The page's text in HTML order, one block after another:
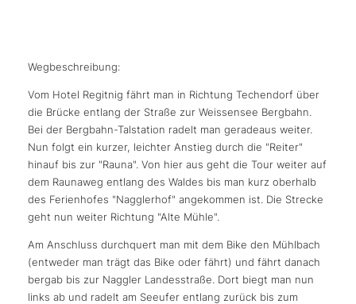
Wegbeschreibung:
Vom Hotel Regitnig fährt man in Richtung Techendorf über
die Brücke entlang der Straße zur Weissensee Bergbahn.
Bei der Bergbahn-Talstation radelt man geradeaus weiter.
Nun folgt ein kurzer, leichter Anstieg durch die "Reiter"
hinauf bis zur "Rauna". Von hier aus geht die Tour weiter auf
dem Raunaweg entlang des Waldes bis man kurz oberhalb
des Ferienhofes "Nagglerhof" angekommen ist. Die Strecke
geht nun weiter Richtung "Alte Mühle".
Am Anschluss durchquert man mit dem Bike den Mühlbach
(entweder man trägt das Bike oder fährt) und fährt danach
bergab bis zur Naggler Landesstraße. Dort biegt man nun
links ab und radelt am Seeufer entlang zurück bis zum